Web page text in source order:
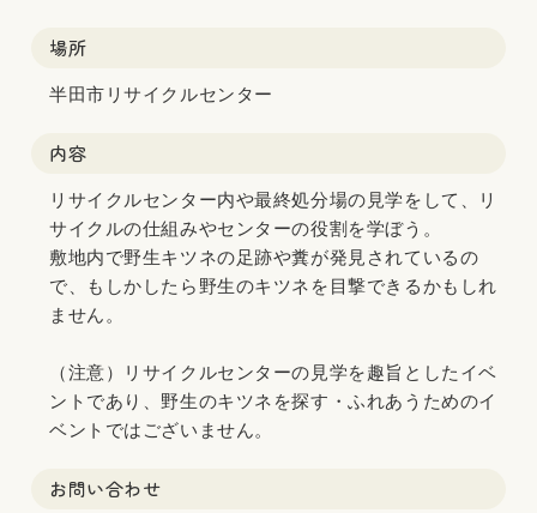
場所
半田市リサイクルセンター
内容
リサイクルセンター内や最終処分場の見学をして、リ
サイクルの仕組みやセンターの役割を学ぼう。
敷地内で野生キツネの足跡や糞が発見されているの
で、もしかしたら野生のキツネを目撃できるかもしれ
ません。
（注意）リサイクルセンターの見学を趣旨としたイベ
ントであり、野生のキツネを探す・ふれあうためのイ
ベントではございません。
お問い合わせ